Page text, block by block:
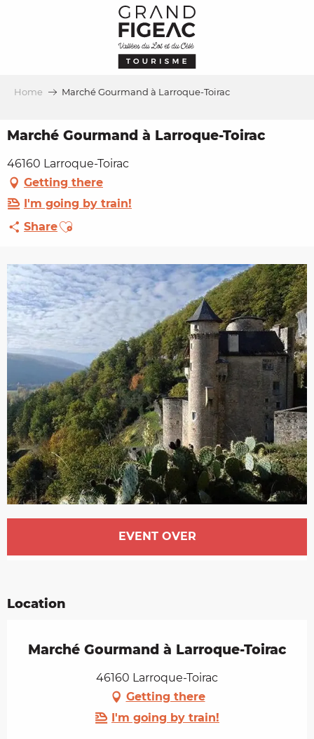
Home Marché Gourmand à Larroque-Toirac
Marché Gourmand à Larroque-Toirac
46160 Larroque-Toirac
Getting there
I'm going by train!
ShareAjouter aux favoris
Opening hours & contact details
EVENT OVER
Location
Marché Gourmand à Larroque-Toirac
46160 Larroque-Toirac
Getting there
I'm going by train!